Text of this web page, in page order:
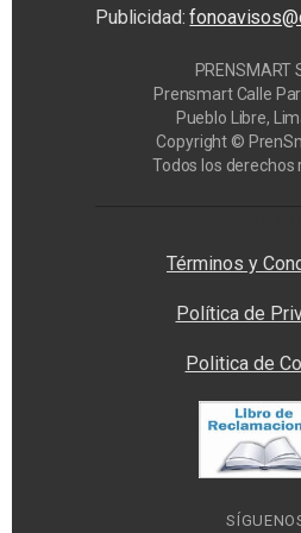
Publicidad:
PRENSMART
Prensmart Calle
Pueblo Libre,
Copyright ©
Todos los derechos
Términos y
Política de
Politica de